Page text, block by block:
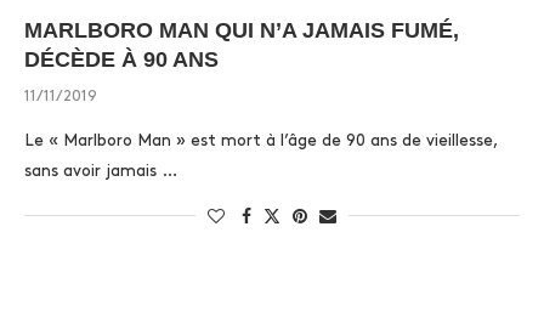
MARLBORO MAN QUI N’A JAMAIS FUMÉ,
DÉCÈDE À 90 ANS
11/11/2019
Le « Marlboro Man » est mort à l’âge de 90 ans de vieillesse,
sans avoir jamais …